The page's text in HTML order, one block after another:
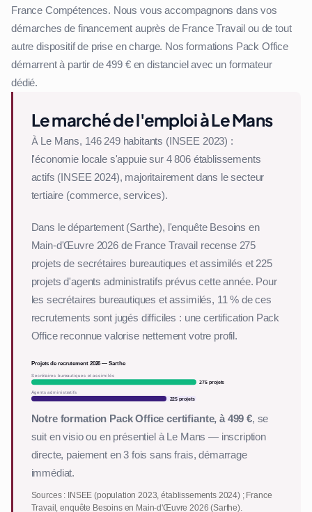
France Compétences. Nous vous accompagnons dans vos
démarches de financement auprès de France Travail ou de tout
autre dispositif de prise en charge. Nos formations Pack Office
démarrent à partir de 499 € en distanciel avec un formateur
dédié.
Le marché de l'emploi à Le Mans
À Le Mans, 146 249 habitants (INSEE 2023) :
l'économie locale s'appuie sur 4 806 établissements
actifs (INSEE 2024), majoritairement dans le secteur
tertiaire (commerce, services).
Dans le département (Sarthe), l'enquête Besoins en
Main-d'Œuvre 2026 de France Travail recense 275
projets de secrétaires bureautiques et assimilés et 225
projets d'agents administratifs prévus cette année. Pour
les secrétaires bureautiques et assimilés, 11 % de ces
recrutements sont jugés difficiles : une certification Pack
Office reconnue valorise nettement votre profil.
Projets de recrutement 2026 — Sarthe
Secrétaires bureautiques et assimilés
275 projets
Agents administratifs
225 projets
Notre formation Pack Office certifiante, à 499 €, se
suit en visio ou en présentiel à Le Mans — inscription
directe, paiement en 3 fois sans frais, démarrage
immédiat.
Sources : INSEE (population 2023, établissements 2024) ; France
Travail, enquête Besoins en Main-d'Œuvre 2026 (Sarthe).